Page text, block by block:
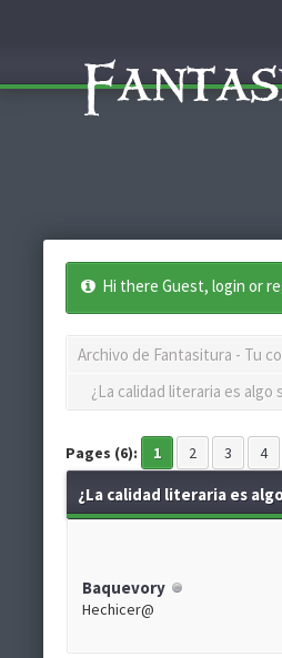
Hi there Guest, login or
Archivo de Fantasitura - Tu
¿La calidad literaria es algo
Pages (6): 1 2 3 4
¿La calidad literaria es
Baquevory
Hechicer@